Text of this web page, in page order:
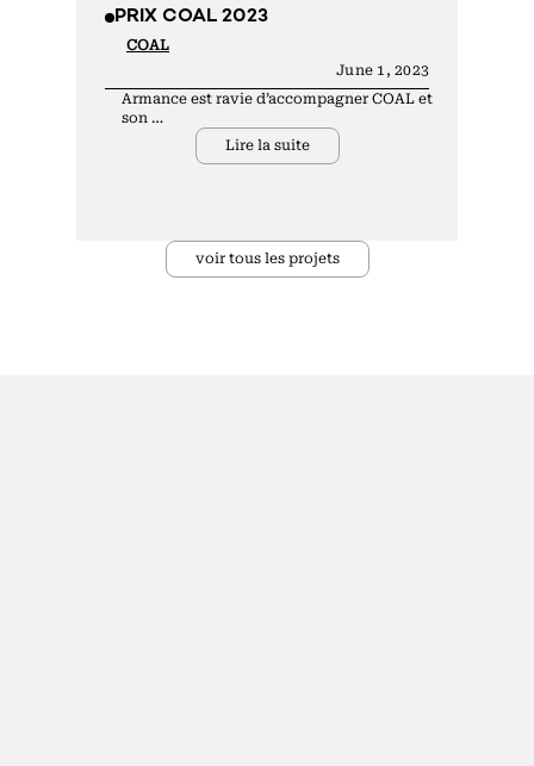
PRIX COAL 2023
COAL
June 1, 2023
Armance est ravie d’accompagner COAL et
son …
Lire la suite
voir tous les projets